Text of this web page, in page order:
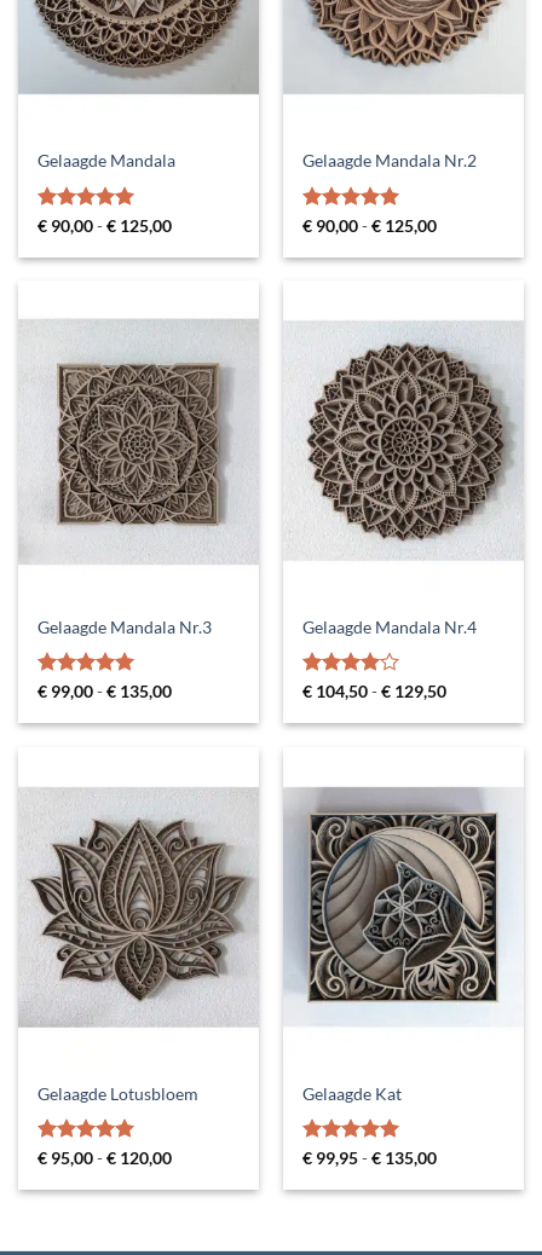
Gelaagde Mandala
Gewaardeerd
€ 90,00-€ 125,00Prijsklasse:
tot
Gelaagde Mandala Nr.2
Gewaardeerd
€ 90,00-€ 125,00Prijsklasse:
tot
Gelaagde Mandala Nr.3
Gewaardeerd
€ 99,00-€ 135,00Prijsklasse:
tot
Gelaagde Mandala Nr.4
Gewaardeerd
€ 104,50-€ 129,50Prijsklasse:
tot
Gelaagde Lotusbloem
Gewaardeerd
€ 95,00-€ 120,00Prijsklasse:
tot
Gelaagde Kat
Gewaardeerd
€ 99,95-€ 135,00Prijsklasse:
tot